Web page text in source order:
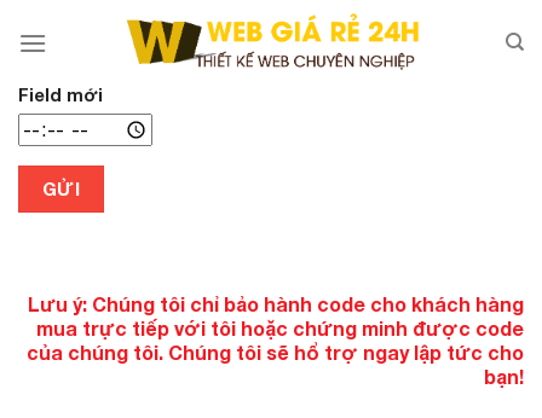
đến
nội
dung
Field mới
GỬI
Lưu ý: Chúng tôi chỉ bảo hành code cho khách hàng
mua trực tiếp với tôi hoặc chứng minh được code
của chúng tôi. Chúng tôi sẽ hổ trợ ngay lập tức cho
bạn!